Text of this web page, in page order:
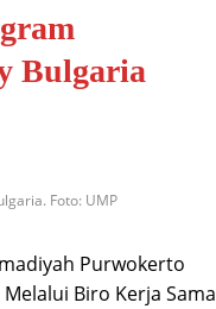
Bulgaria
Foto: UMP
Purwokerto
Biro Kerja Sama